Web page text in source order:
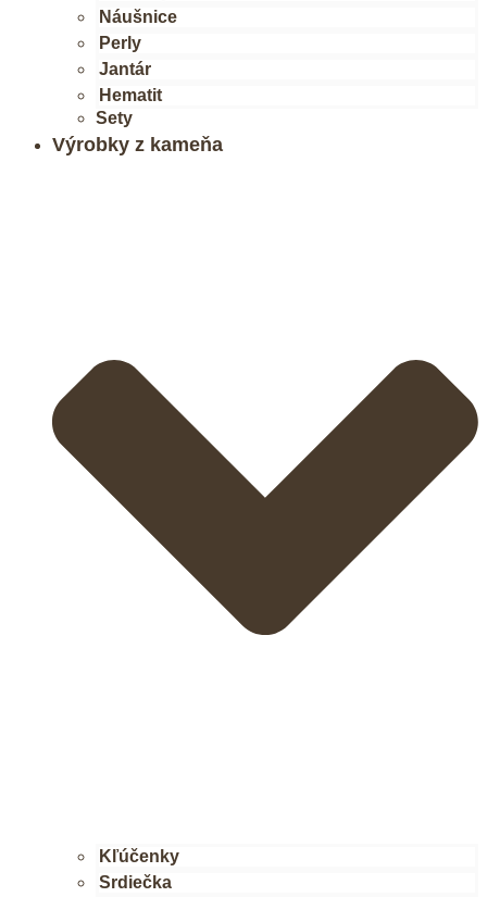
Náušnice
Perly
Jantár
Hematit
Sety
Výrobky z kameňa
Kľúčenky
Srdiečka